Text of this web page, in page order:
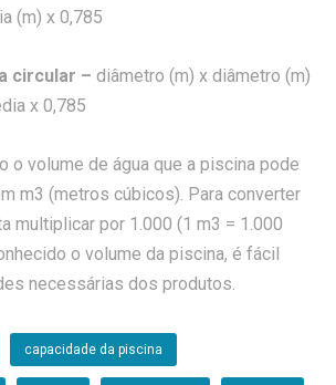
(m) x 0,785
circular – diâmetro (m) x diâmetro (m)
x 0,785
o volume de água que a piscina pode
m3 (metros cúbicos). Para converter
multiplicar por 1.000 (1 m3 = 1.000
o volume da piscina, é fácil
necessárias dos produtos.
capacidade da piscina